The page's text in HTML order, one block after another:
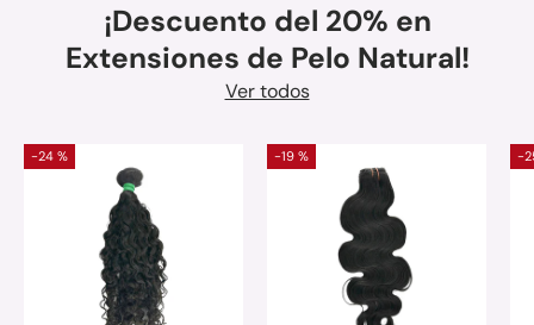
¡Descuento del 20% en
Extensiones de Pelo Natural!
Ver todos
-24 % -19 % -